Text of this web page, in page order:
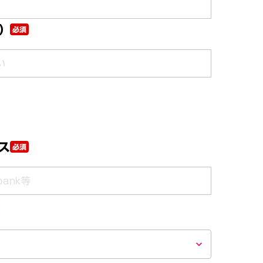
必須
必須
keyboard_arrow_down